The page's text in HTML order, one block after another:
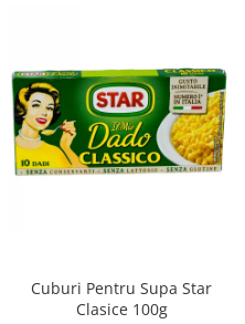
Cuburi Pentru Supa Star
Clasice 100g